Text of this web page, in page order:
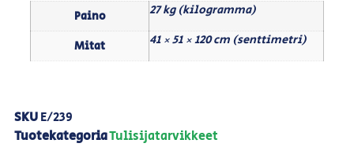
Paino 27 kg (kilogramma)
Mitat 41 × 51 × 120 cm (senttimetri)
SKUE/239
TuotekategoriaTulisijatarvikkeet